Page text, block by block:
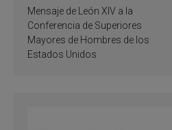
de inspiración y
santificación
Mensaje de León XIV a la
Conferencia de Superiores
Mayores de Hombres de los
Estados Unidos